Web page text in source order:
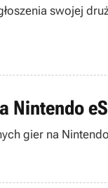
swojej
Nintendo